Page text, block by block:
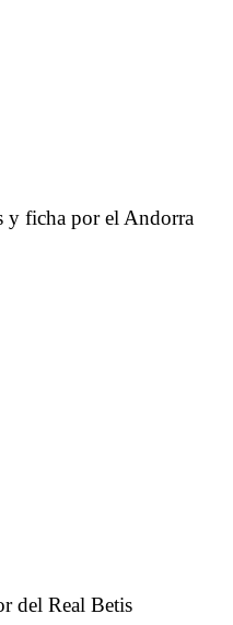
y ficha por el Andorra
del Real Betis